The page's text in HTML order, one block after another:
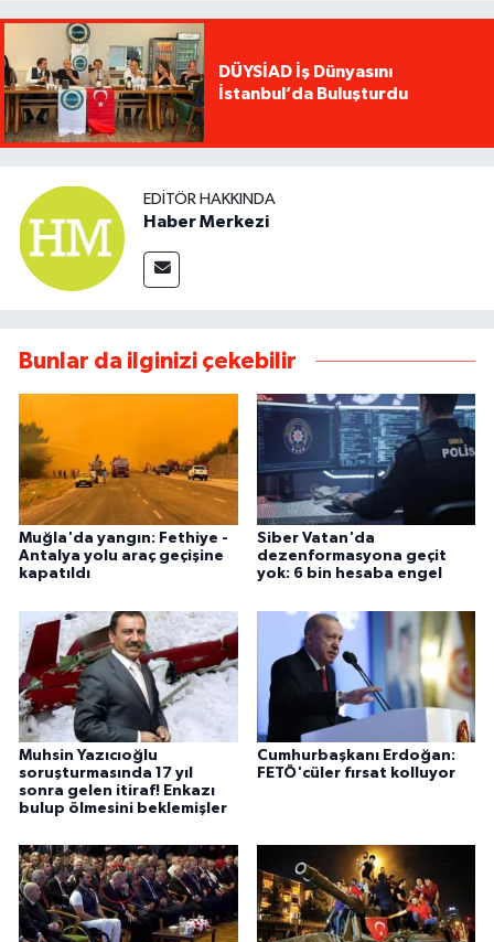
DÜYSİAD İş Dünyasını
İstanbul’da Buluşturdu
EDITÖR HAKKINDA
Haber Merkezi
Bunlar da ilginizi çekebilir
Muğla'da yangın: Fethiye -
Antalya yolu araç geçişine
kapatıldı
Siber Vatan'da
dezenformasyona geçit
yok: 6 bin hesaba engel
Muhsin Yazıcıoğlu
soruşturmasında 17 yıl
sonra gelen itiraf! Enkazı
bulup ölmesini beklemişler
Cumhurbaşkanı Erdoğan:
FETÖ'cüler fırsat kolluyor